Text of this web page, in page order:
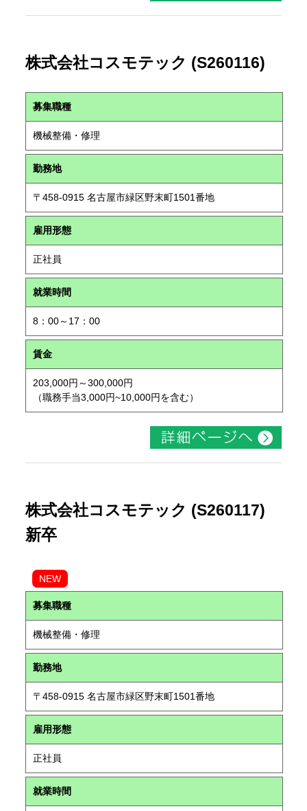
株式会社コスモテック (S260116)
募集職種
機械整備・修理
勤務地
〒458-0915 名古屋市緑区野末町1501番地
雇用形態
正社員
就業時間
8：00～17：00
賃金
203,000円～300,000円
（職務手当3,000円~10,000円を含む）
株式会社コスモテック (S260117)
新卒
NEW
募集職種
機械整備・修理
勤務地
〒458-0915 名古屋市緑区野末町1501番地
雇用形態
正社員
就業時間